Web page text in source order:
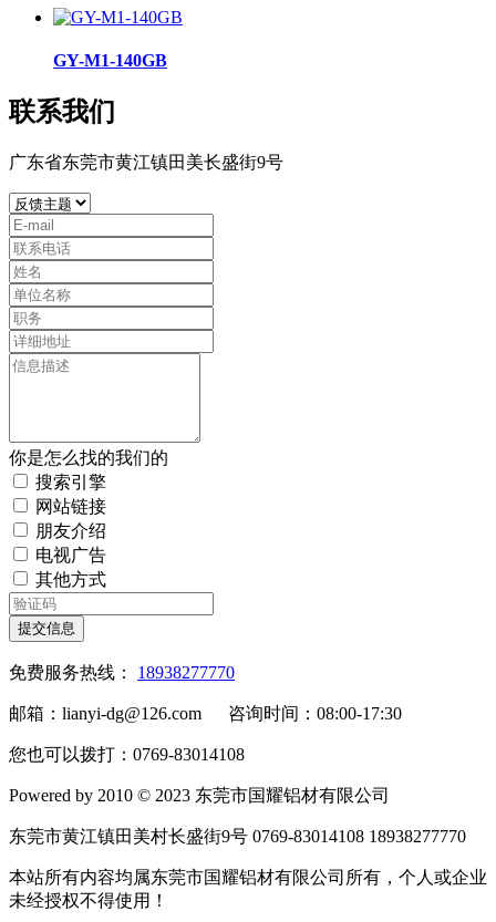
GY-M1-140GB
联系我们
广东省东莞市黄江镇田美长盛街9号
你是怎么找的我们的
搜索引擎
网站链接
朋友介绍
电视广告
其他方式
提交信息
免费服务热线： 18938277770
邮箱：lianyi-dg@126.com 咨询时间：08:00-17:30
您也可以拨打：0769-83014108
Powered by 2010 © 2023 东莞市国耀铝材有限公司
东莞市黄江镇田美村长盛街9号 0769-83014108 18938277770
本站所有内容均属东莞市国耀铝材有限公司所有，个人或企业
未经授权不得使用！